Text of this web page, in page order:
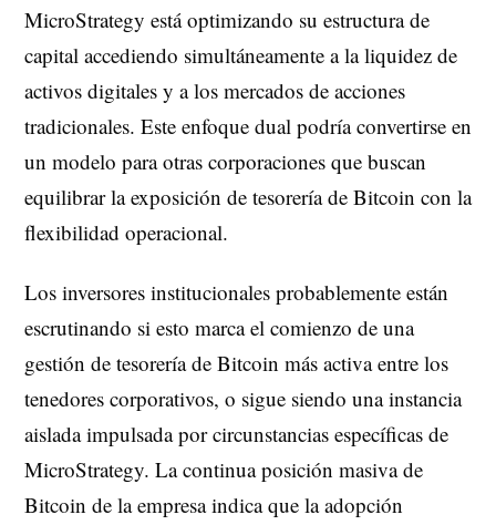
MicroStrategy está optimizando su estructura de
capital accediendo simultáneamente a la liquidez de
activos digitales y a los mercados de acciones
tradicionales. Este enfoque dual podría convertirse en
un modelo para otras corporaciones que buscan
equilibrar la exposición de tesorería de Bitcoin con la
flexibilidad operacional.
Los inversores institucionales probablemente están
escrutinando si esto marca el comienzo de una
gestión de tesorería de Bitcoin más activa entre los
tenedores corporativos, o sigue siendo una instancia
aislada impulsada por circunstancias específicas de
MicroStrategy. La continua posición masiva de
Bitcoin de la empresa indica que la adopción